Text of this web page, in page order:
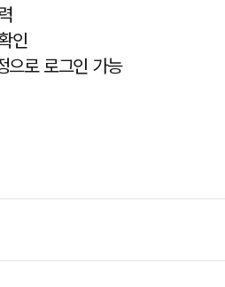
인
로 로그인 가능